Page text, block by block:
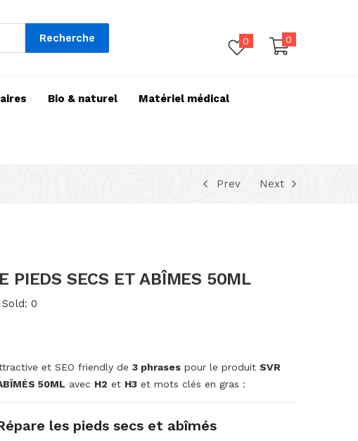
Recherche 0 0
Bio & naturel Matériel médical
Prev Next
PIEDS SECS ET ABÎMES 50ML
Sold: 0
et SEO friendly de 3 phrases pour le produit SVR
50ML avec H2 et H3 et mots clés en gras :
les pieds secs et abîmés